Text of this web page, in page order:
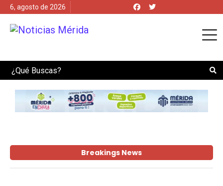
6, agosto de 2026
Search
Breakings News